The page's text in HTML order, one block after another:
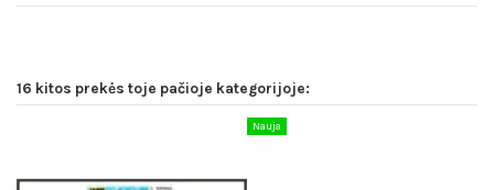
16 kitos prekės toje pačioje kategorijoje:
Nauja